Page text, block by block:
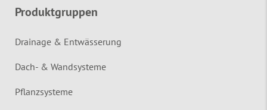
Produktgruppen
Drainage & Entwässerung
Dach- & Wandsysteme
Pflanzsysteme